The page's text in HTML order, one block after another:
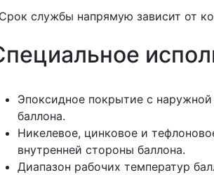
службы напрямую зависит от
Эпоксидное покрытие с
баллона.
Никелевое, цинковое и
внутренней стороны баллона.
Диапазон рабочих температур